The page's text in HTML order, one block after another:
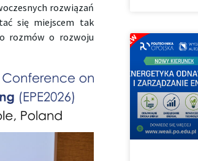
rozwiązań
się miejscem tak
rozmów o rozwoju